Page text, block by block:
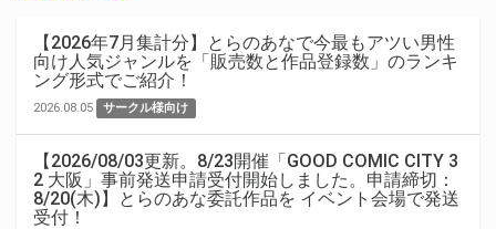
【2026年7月集計分】とらのあなで今最もアツい男性
向け人気ジャンルを「販売数と作品登録数」のランキ
ング形式でご紹介！
2026.08.05 サークル様向け
【2026/08/03更新。8/23開催「GOOD COMIC CITY 3
2 大阪」事前発送申請受付開始しました。申請締切：
8/20(木)】とらのあな委託作品を イベント会場で発送
受付！